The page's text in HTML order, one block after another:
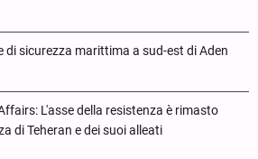
di sicurezza marittima a sud-est di Aden
L'asse della resistenza è rimasto
di Teheran e dei suoi alleati